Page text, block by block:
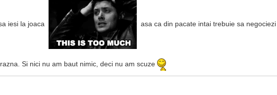
iesi la joaca asa ca din pacate intai trebuie sa negociezi
Si nici nu am baut nimic, deci nu am scuze